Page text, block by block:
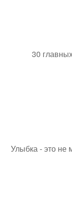
30
Улыбка - это не